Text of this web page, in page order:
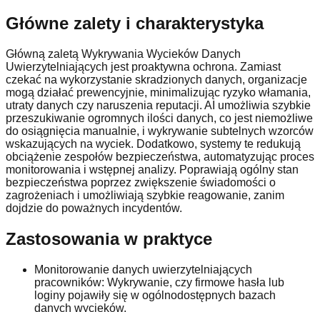
Główne zalety i charakterystyka
Główną zaletą Wykrywania Wycieków Danych
Uwierzytelniających jest proaktywna ochrona. Zamiast
czekać na wykorzystanie skradzionych danych, organizacje
mogą działać prewencyjnie, minimalizując ryzyko włamania,
utraty danych czy naruszenia reputacji. AI umożliwia szybkie
przeszukiwanie ogromnych ilości danych, co jest niemożliwe
do osiągnięcia manualnie, i wykrywanie subtelnych wzorców
wskazujących na wyciek. Dodatkowo, systemy te redukują
obciążenie zespołów bezpieczeństwa, automatyzując proces
monitorowania i wstępnej analizy. Poprawiają ogólny stan
bezpieczeństwa poprzez zwiększenie świadomości o
zagrożeniach i umożliwiają szybkie reagowanie, zanim
dojdzie do poważnych incydentów.
Zastosowania w praktyce
Monitorowanie danych uwierzytelniających
pracowników: Wykrywanie, czy firmowe hasła lub
loginy pojawiły się w ogólnodostępnych bazach
danych wycieków.